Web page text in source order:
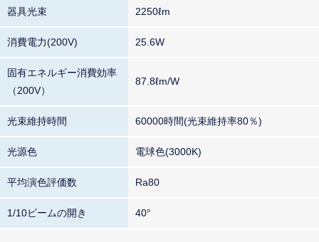
器具光束 2250ℓm
消費電力(200V) 25.6W
固有エネルギー消費効率
（200V）
87.8ℓm/W
光束維持時間 60000時間(光束維持率80％)
光源色 電球色(3000K)
平均演色評価数 Ra80
1/10ビームの開き 40°